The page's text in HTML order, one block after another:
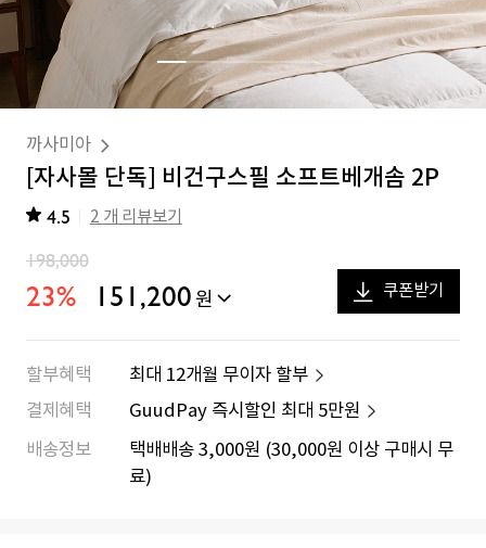
까사미아
[자사몰 단독] 비건구스필 소프트베개솜 2P
4.5
2 개 리뷰보기
198,000
23% 151,200원 쿠폰받기
할부혜택
최대 12개월 무이자 할부
결제혜택
GuudPay 즉시할인 최대 5만원
배송정보
택배배송 3,000원 (30,000원 이상 구매시 무
료)